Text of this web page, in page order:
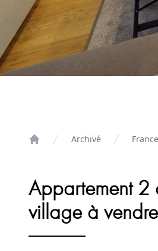
Archivé France
Appartement 2
village à